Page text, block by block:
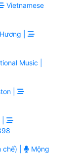
Vietnamese
|
Music |
|
|
Mộng